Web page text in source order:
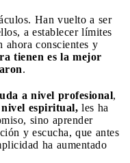
Han vuelto a ser
a establecer límites
conscientes y
tienen es la mejor
.
a nivel profesional,
espiritual, les ha
sino aprender
y escucha, que antes
ha aumentado